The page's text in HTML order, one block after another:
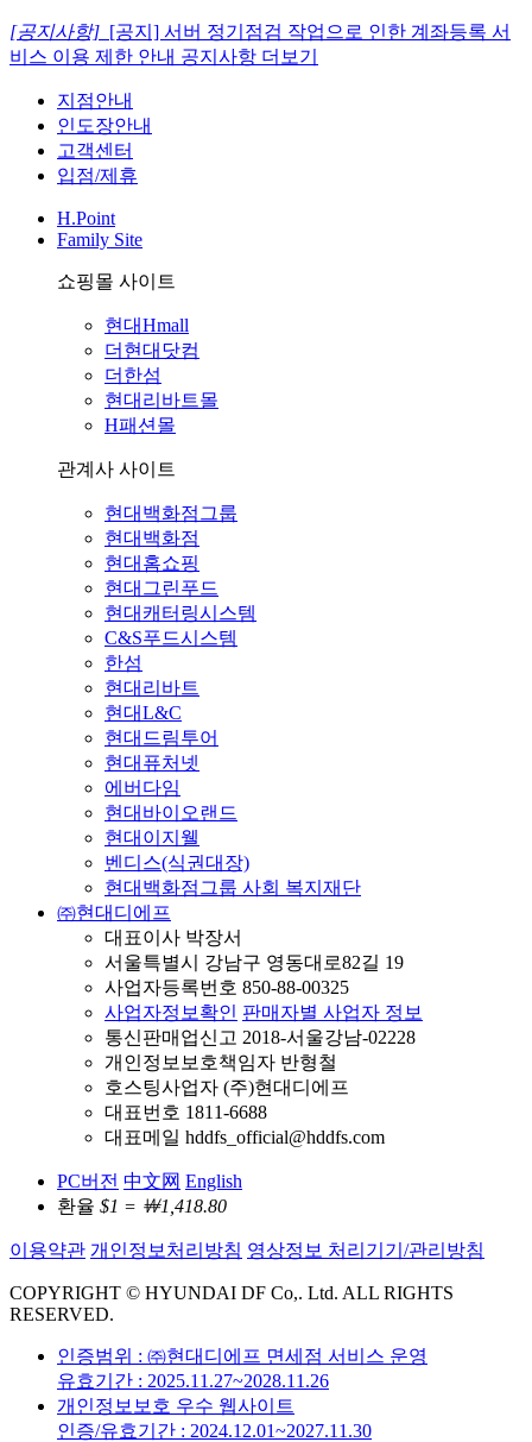
[공지사항] [공지] 서버 정기점검 작업으로 인한 계좌등록 서
비스 이용 제한 안내 공지사항 더보기
지점안내
인도장안내
고객센터
입점/제휴
H.Point
Family Site
쇼핑몰 사이트
현대Hmall
더현대닷컴
더한섬
현대리바트몰
H패션몰
관계사 사이트
현대백화점그룹
현대백화점
현대홈쇼핑
현대그린푸드
현대캐터링시스템
C&S푸드시스템
한섬
현대리바트
현대L&C
현대드림투어
현대퓨처넷
에버다임
현대바이오랜드
현대이지웰
벤디스(식권대장)
현대백화점그룹 사회 복지재단
㈜현대디에프
대표이사 박장서
서울특별시 강남구 영동대로82길 19
사업자등록번호 850-88-00325
사업자정보확인 판매자별 사업자 정보
통신판매업신고 2018-서울강남-02228
개인정보보호책임자 반형철
호스팅사업자 (주)현대디에프
대표번호 1811-6688
대표메일 hddfs_official@hddfs.com
PC버전 中文网 English
환율 $1 = ￦1,418.80
이용약관 개인정보처리방침 영상정보 처리기기/관리방침
COPYRIGHT © HYUNDAI DF Co,. Ltd. ALL RIGHTS
RESERVED.
인증범위 : ㈜현대디에프 면세점 서비스 운영
유효기간 : 2025.11.27~2028.11.26
개인정보보호 우수 웹사이트
인증/유효기간 : 2024.12.01~2027.11.30